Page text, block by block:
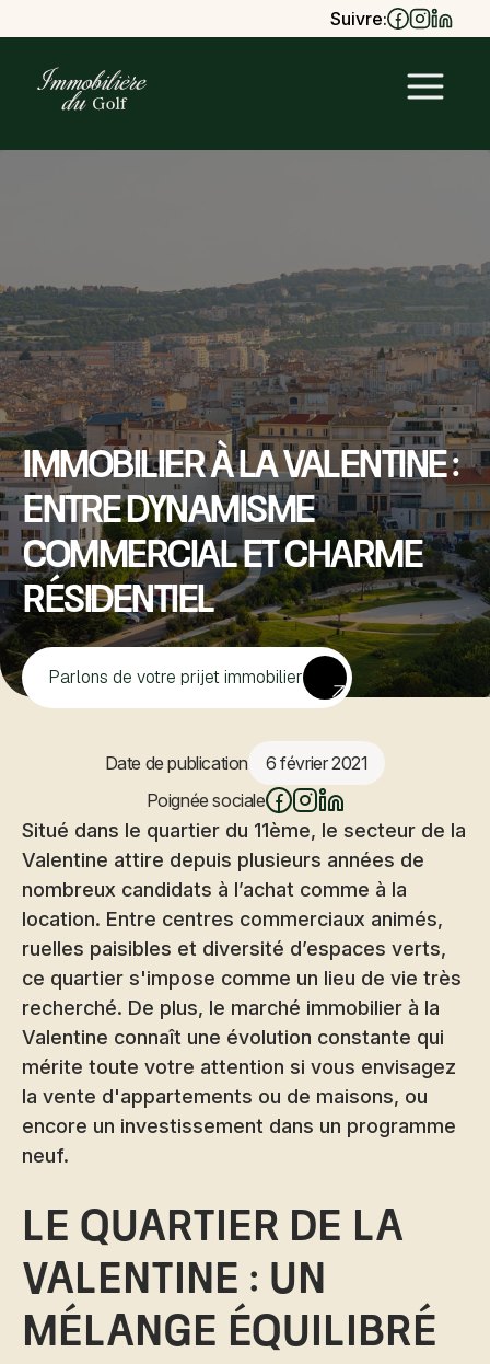
Suivre:
Immobilier à la Valentine :
entre dynamisme
commercial et charme
résidentiel
Parlons de votre prijet immobilier
Date de publication
6 février 2021
Poignée sociale
Situé dans le quartier du 11ème, le secteur de la
Valentine attire depuis plusieurs années de
nombreux candidats à l’achat comme à la
location. Entre centres commerciaux animés,
ruelles paisibles et diversité d’espaces verts,
ce quartier s'impose comme un lieu de vie très
recherché. De plus, le marché immobilier à la
Valentine connaît une évolution constante qui
mérite toute votre attention si vous envisagez
la vente d'appartements ou de maisons, ou
encore un investissement dans un programme
neuf.
Le quartier de la
Valentine : un
mélange équilibré